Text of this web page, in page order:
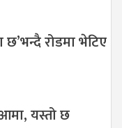
छ’भन्दै रोडमा भेटिए
यस्तो छ